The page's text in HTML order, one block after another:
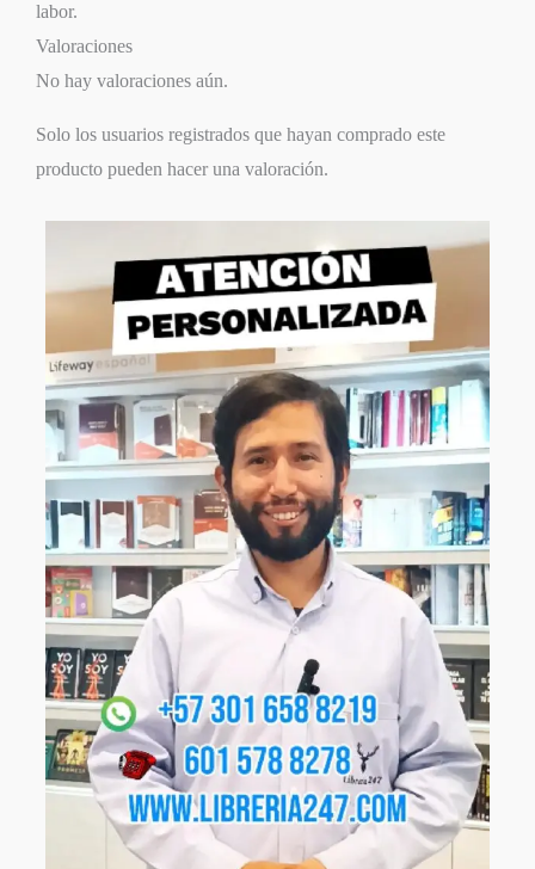
labor.
Valoraciones
No hay valoraciones aún.
Solo los usuarios registrados que hayan comprado este
producto pueden hacer una valoración.